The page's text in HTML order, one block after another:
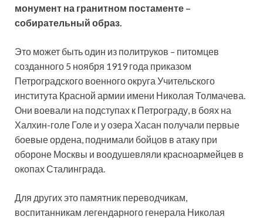
монумент на гранитном постаменте –
собирательный образ.
Это может быть один из политруков – питомцев
созданного 5 ноября 1919 года приказом
Петроградского военного округа Учительского
института Красной армии имени Николая Толмачева.
Они воевали на подступах к Петрограду, в боях на
Халхин-голе Голе и у озера Хасан получали первые
боевые ордена, поднимали бойцов в атаку при
обороне Москвы и воодушевляли красноармейцев в
окопах Сталинграда.
Для других это памятник переводчикам,
воспитанникам легендарного генерала Николая